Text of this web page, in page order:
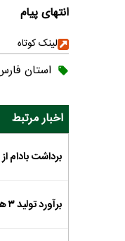
انتهای پیام
لینک کوتاه
استان
اخبار مرتبط
برداشت بادام از بالغ بر ۲ هزار
برآورد تولید ۳ هزار تن میوه هسته دار در نی ریز